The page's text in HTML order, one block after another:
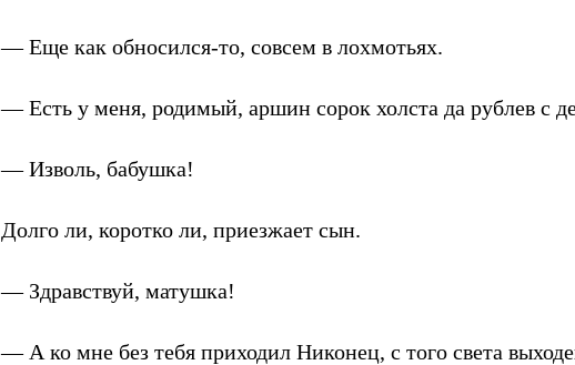
— Еще как обносился-то, совсем в лохмотьях.
— Есть у меня, родимый, аршин сорок холста да рублев с
— Изволь, бабушка!
Долго ли, коротко ли, приезжает сын.
— Здравствуй, матушка!
— А ко мне без тебя приходил Никонец, с того света